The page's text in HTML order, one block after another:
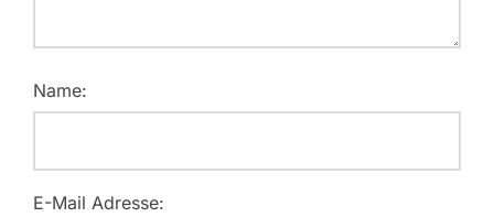
Name:
E-Mail Adresse: